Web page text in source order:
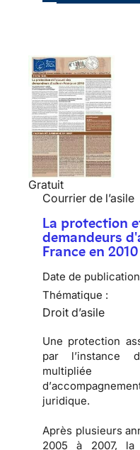
Gratuit
Courrier de l’asile
La protection
demandeurs
France en 2010
Date de
Thématique :
Droit d’asile
Une protection
par l’instance
d’
juridique.
Après plusieurs
2005 à 2007,